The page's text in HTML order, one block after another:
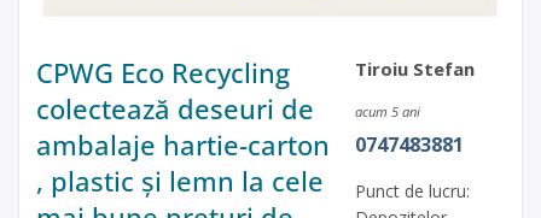
CPWG Eco Recycling
colectează deseuri de
ambalaje hartie-carton
, plastic și lemn la cele
Tiroiu Stefan
acum 5 ani
0747483881
Punct de lucru: